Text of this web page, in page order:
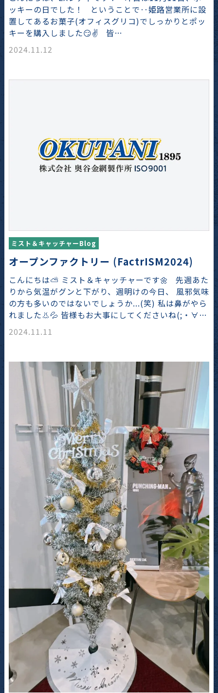
ッキーの日でした！ ということで‥姫路営業所に設
置してあるお菓子(オフィスグリコ)でしっかりとポッ
キーを購入しました😏✌️ 皆…
2024.11.12
ミスト＆キャッチャーBlog
オープンファクトリー (FactrISM2024)
こんにちは⛅ ミスト＆キャッチャーです🌼 先週あた
りから気温がグンと下がり、週明けの今日、 風邪気味
の方も多いのではないでしょうか...(笑) 私は鼻がやら
れました👃💦 皆様もお大事にしてくださいね(;・∀…
2024.11.11